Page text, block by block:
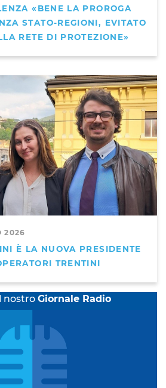
«BENE LA PROROGA
STATO-REGIONI, EVITATO
RETE DI PROTEZIONE»
2026
È LA NUOVA PRESIDENTE
TRENTINI
nostro Giornale Radio